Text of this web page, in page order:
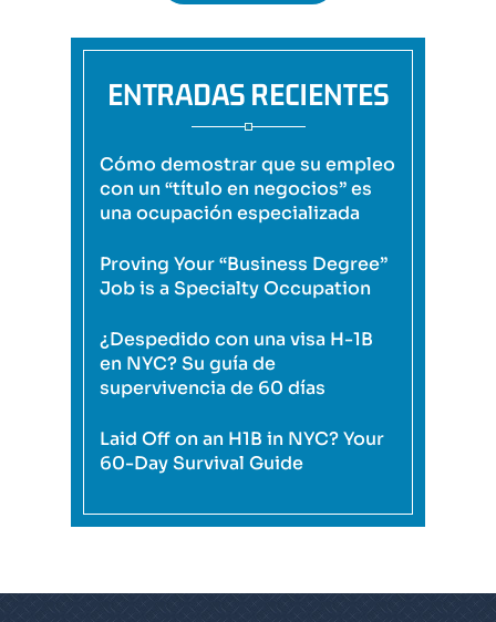
ENTRADAS RECIENTES
Cómo demostrar que su empleo
con un “título en negocios” es
una ocupación especializada
Proving Your “Business Degree”
Job is a Specialty Occupation
¿Despedido con una visa H-1B
en NYC? Su guía de
supervivencia de 60 días
Laid Off on an H1B in NYC? Your
60-Day Survival Guide